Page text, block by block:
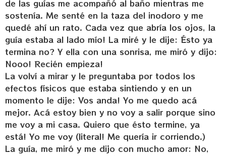
de las guías me acompañó al baño mientras me
sostenía. Me senté en la taza del inodoro y me
quedé ahí un rato. Cada vez que abría los ojos, la
guía estaba al lado mío! La miré y le dije: Ésto ya
termina no? Y ella con una sonrisa, me miró y dijo:
Nooo! Recién empieza!
La volví a mirar y le preguntaba por todos los
efectos físicos que estaba sintiendo y en un
momento le dije: Vos anda! Yo me quedo acá
mejor. Acá estoy bien y no voy a salir porque sino
me voy a mi casa. Quiero que ésto termine, ya
está! Yo me voy (literal! Me quería ir corriendo.)
La guía, me miró y me dijo con mucho amor: No,